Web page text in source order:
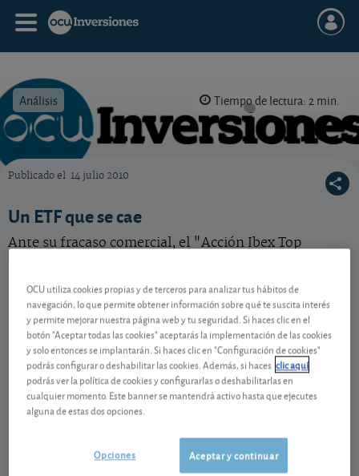
Análisis Tiempo de lectura: 2 min.
Publicado el 14 julio 2010
Un ETF que se cae
Ante su fracaso comercial, el "Acción Ibex Top
Contenido reservado a SOCIOS
Gestiona tu dinero con visión
experta
y consigue que cada euro trabaje
OCU utiliza cookies propias y de terceros para analizar tus hábitos de
navegación, lo que permite obtener información sobre qué te suscita interés
y permite mejorar nuestra página web y tu seguridad. Si haces clic en el
botón "Aceptar todas las cookies" aceptarás la implementación de las cookies
y solo entonces se implantarán. Si haces clic en "Configuración de cookies"
podrás configurar o deshabilitar las cookies. Además, si haces clic aquí
podrás ver la política de cookies y configurarlas o deshabilitarlas en
cualquier momento. Este banner se mantendrá activo hasta que ejecutes
alguna de estas dos opciones.
Aceptar y continuar
Opciones